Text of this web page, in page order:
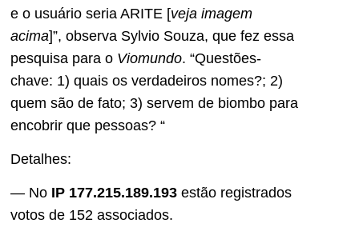
e o usuário seria ARITE [veja imagem
acima]”, observa Sylvio Souza, que fez essa
pesquisa para o Viomundo. “Questões-
chave: 1) quais os verdadeiros nomes?; 2)
quem são de fato; 3) servem de biombo para
encobrir que pessoas? “
Detalhes:
— No IP 177.215.189.193 estão registrados
votos de 152 associados.